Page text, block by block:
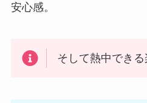
安心感。
そして熱中できる